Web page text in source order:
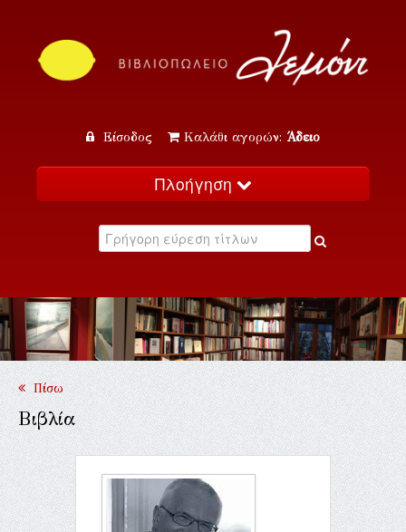
Είσοδος Καλάθι αγορών: Άδειο
Πλοήγηση
Κατάλογος
Εκδηλώσεις
Επικοινωνία
Πίσω
Βιβλία